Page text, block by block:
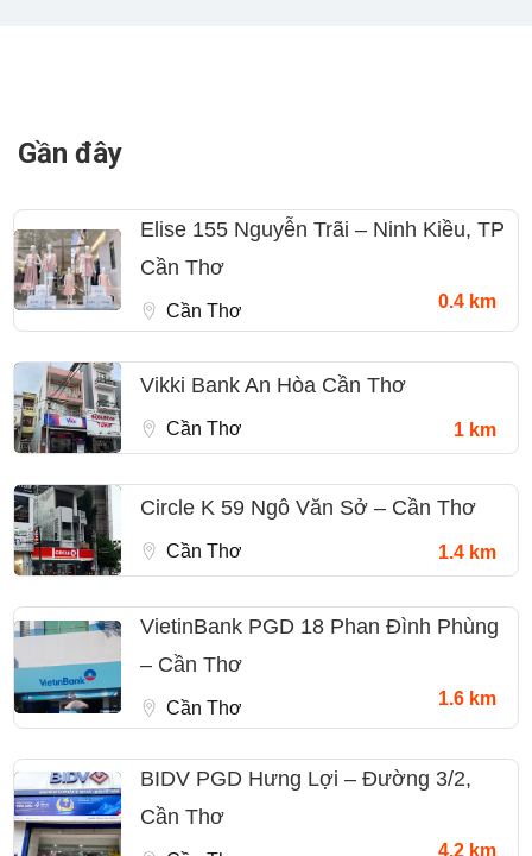
Gần đây
Elise 155 Nguyễn Trãi – Ninh Kiều, TP
Cần Thơ
Cần Thơ 0.4 km
Vikki Bank An Hòa Cần Thơ
Cần Thơ 1 km
Circle K 59 Ngô Văn Sở – Cần Thơ
Cần Thơ 1.4 km
VietinBank PGD 18 Phan Đình Phùng
– Cần Thơ
Cần Thơ 1.6 km
BIDV PGD Hưng Lợi – Đường 3/2,
Cần Thơ
4.2 km